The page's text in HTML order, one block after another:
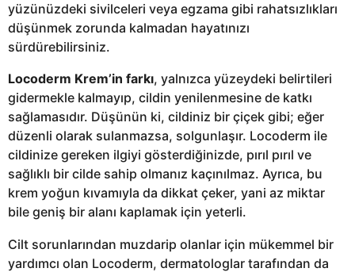
yüzünüzdeki sivilceleri veya egzama gibi rahatsızlıkları
düşünmek zorunda kalmadan hayatınızı
sürdürebilirsiniz.
Locoderm Krem’in farkı, yalnızca yüzeydeki belirtileri
gidermekle kalmayıp, cildin yenilenmesine de katkı
sağlamasıdır. Düşünün ki, cildiniz bir çiçek gibi; eğer
düzenli olarak sulanmazsa, solgunlaşır. Locoderm ile
cildinize gereken ilgiyi gösterdiğinizde, pırıl pırıl ve
sağlıklı bir cilde sahip olmanız kaçınılmaz. Ayrıca, bu
krem yoğun kıvamıyla da dikkat çeker, yani az miktar
bile geniş bir alanı kaplamak için yeterli.
Cilt sorunlarından muzdarip olanlar için mükemmel bir
yardımcı olan Locoderm, dermatologlar tarafından da